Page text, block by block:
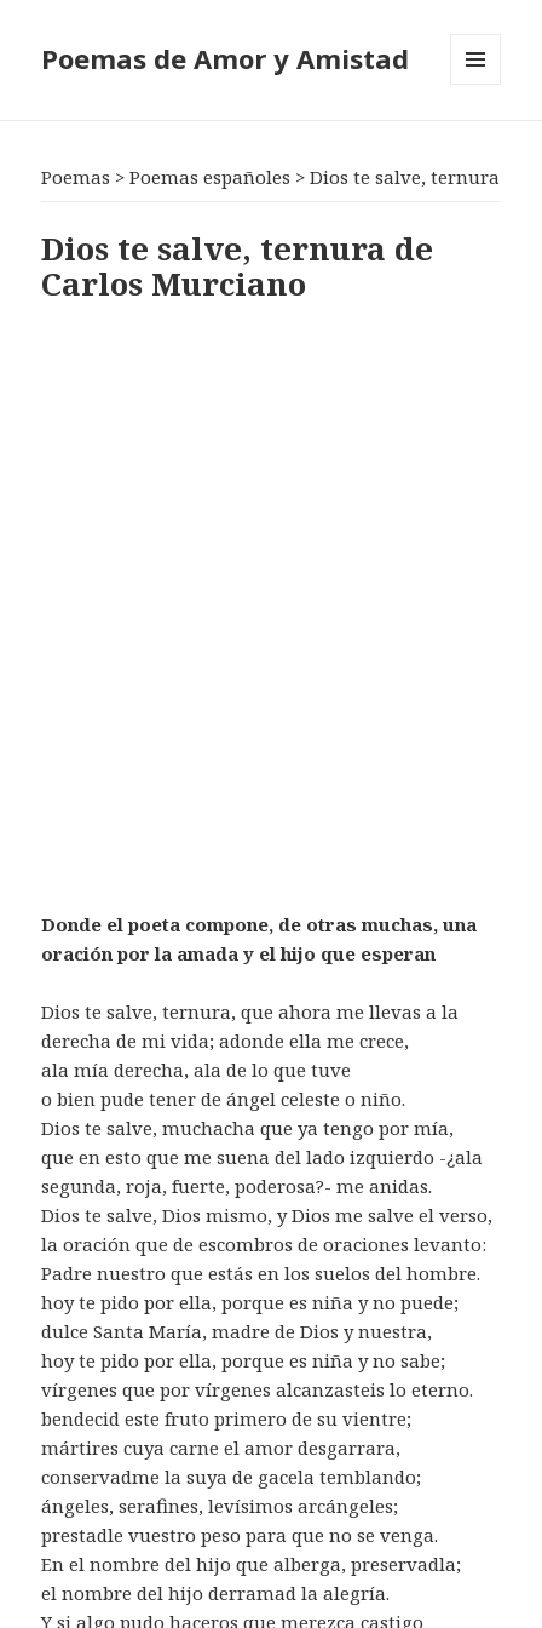
Poemas de Amor y Amistad
Poemas >Poemas españoles >Dios te salve, ternura
Dios te salve, ternura de
Carlos Murciano
Donde el poeta compone, de otras muchas, una
oración por la amada y el hijo que esperan
Dios te salve, ternura, que ahora me llevas a la
derecha de mi vida; adonde ella me crece,
ala mía derecha, ala de lo que tuve
o bien pude tener de ángel celeste o niño.
Dios te salve, muchacha que ya tengo por mía,
que en esto que me suena del lado izquierdo -¿ala
segunda, roja, fuerte, poderosa?- me anidas.
Dios te salve, Dios mismo, y Dios me salve el verso,
la oración que de escombros de oraciones levanto:
Padre nuestro que estás en los suelos del hombre.
hoy te pido por ella, porque es niña y no puede;
dulce Santa María, madre de Dios y nuestra,
hoy te pido por ella, porque es niña y no sabe;
vírgenes que por vírgenes alcanzasteis lo eterno.
bendecid este fruto primero de su vientre;
mártires cuya carne el amor desgarrara,
conservadme la suya de gacela temblando;
ángeles, serafines, levísimos arcángeles;
prestadle vuestro peso para que no se venga.
En el nombre del hijo que alberga, preservadla;
el nombre del hijo derramad la alegría.
Y si algo pudo haceros que merezca castigo